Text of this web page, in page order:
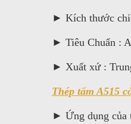
► Kích thước
► Tiêu Chuẩn :
► Xuất xứ :
Thép tấm A515
► Ứng dụng của